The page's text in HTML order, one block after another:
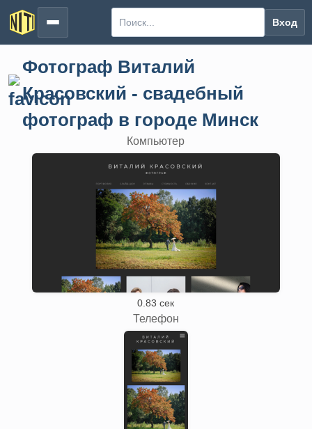
Вход
Фотограф Виталий
Красовский - свадебный
фотограф в городе Минск
Компьютер
0.83 сек
Телефон